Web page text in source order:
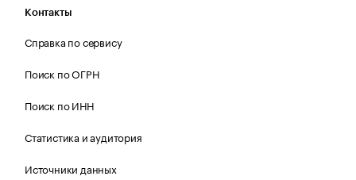
Контакты
Справка по сервису
Поиск по ОГРН
Поиск по ИНН
Статистика и аудитория
Источники данных